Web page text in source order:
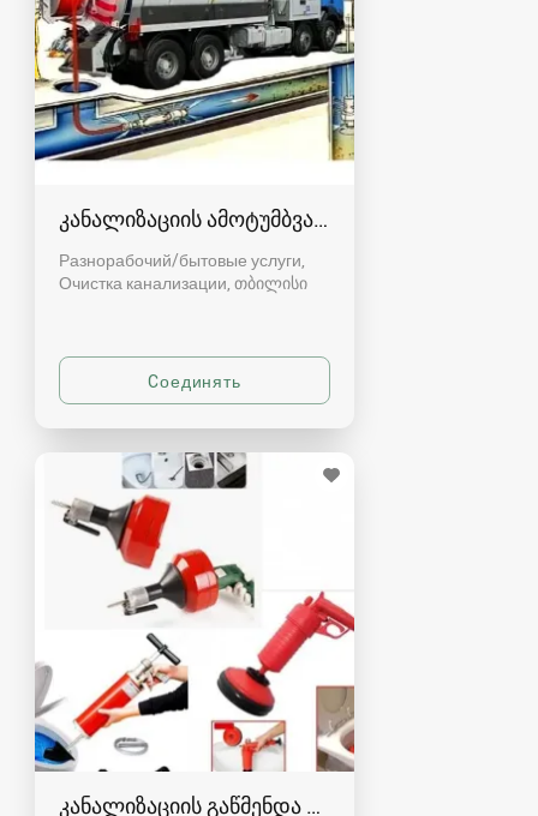
კანალიზაციის ამოტუმბვა, გაწმენდა
Разнорабочий/бытовые услуги,
Очистка канализации თბილისი
კანალიზაციის გაწმენდა რუსთავში - 591004680